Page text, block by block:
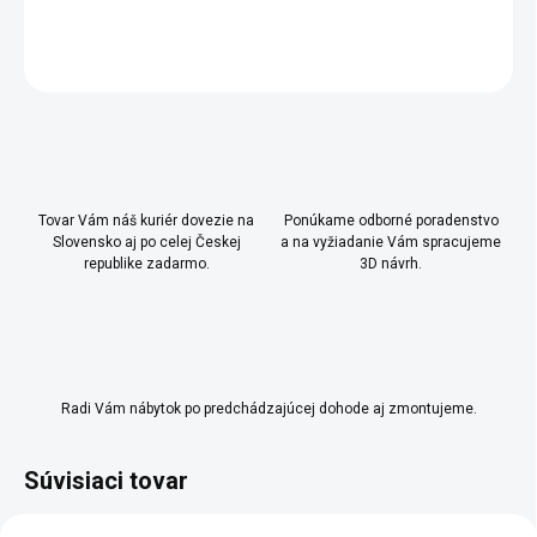
Tovar Vám náš kuriér dovezie na
Slovensko aj po celej Českej
republike zadarmo.
Ponúkame odborné poradenstvo
a na vyžiadanie Vám spracujeme
3D návrh.
Radi Vám nábytok po predchádzajúcej dohode aj zmontujeme.
Súvisiaci tovar